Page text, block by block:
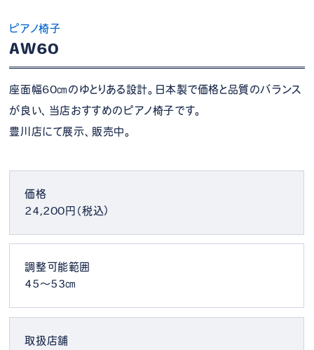
ピアノ椅子
AW60
座面幅60㎝のゆとりある設計。日本製で価格と品質のバランス
が良い、当店おすすめのピアノ椅子です。
豊川店にて展示、販売中。
価格
24,200円（税込）
調整可能範囲
45～53㎝
取扱店舗